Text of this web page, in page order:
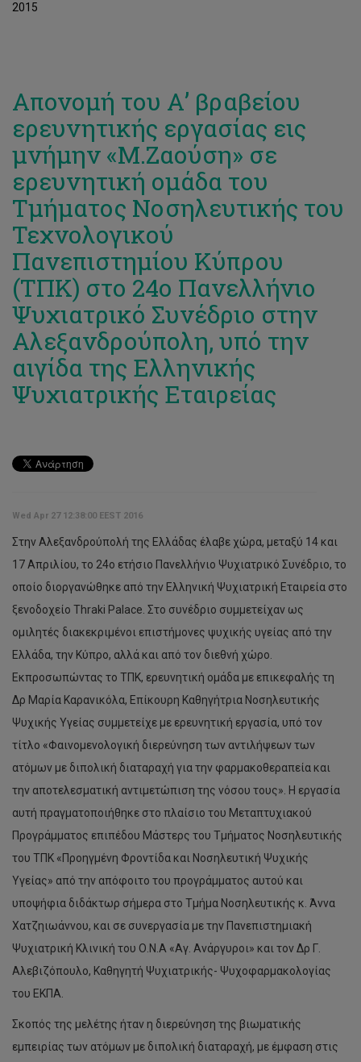
2015
Απονομή του Α’ βραβείου
ερευνητικής εργασίας εις
μνήμην «Μ.Ζαούση» σε
ερευνητική ομάδα του
Τμήματος Νοσηλευτικής του
Τεχνολογικού
Πανεπιστημίου Κύπρου
(ΤΠΚ) στο 24ο Πανελλήνιο
Ψυχιατρικό Συνέδριο στην
Αλεξανδρούπολη, υπό την
αιγίδα της Ελληνικής
Ψυχιατρικής Εταιρείας
Wed Apr 27 12:38:00 EEST 2016
Στην Αλεξανδρούπολή της Ελλάδας έλαβε χώρα, μεταξύ 14 και
17 Απριλίου, το 24ο ετήσιο Πανελλήνιο Ψυχιατρικό Συνέδριο, το
οποίο διοργανώθηκε από την Ελληνική Ψυχιατρική Εταιρεία στο
ξενοδοχείο Thraki Palace. Στο συνέδριο συμμετείχαν ως
ομιλητές διακεκριμένοι επιστήμονες ψυχικής υγείας από την
Ελλάδα, την Κύπρο, αλλά και από τον διεθνή χώρο.
Εκπροσωπώντας το ΤΠΚ, ερευνητική ομάδα με επικεφαλής τη
Δρ Μαρία Καρανικόλα, Επίκουρη Καθηγήτρια Νοσηλευτικής
Ψυχικής Υγείας συμμετείχε με ερευνητική εργασία, υπό τον
τίτλο «Φαινομενολογική διερεύνηση των αντιλήψεων των
ατόμων με διπολική διαταραχή για την φαρμακοθεραπεία και
την αποτελεσματική αντιμετώπιση της νόσου τους». Η εργασία
αυτή πραγματοποιήθηκε στο πλαίσιο του Μεταπτυχιακού
Προγράμματος επιπέδου Μάστερς του Τμήματος Νοσηλευτικής
του ΤΠΚ «Προηγμένη Φροντίδα και Νοσηλευτική Ψυχικής
Υγείας» από την απόφοιτο του προγράμματος αυτού και
υποψήφια διδάκτωρ σήμερα στο Τμήμα Νοσηλευτικής κ. Άννα
Χατζηιωάννου, και σε συνεργασία με την Πανεπιστημιακή
Ψυχιατρική Κλινική του Ο.Ν.Α «Αγ. Ανάργυροι» και τον Δρ Γ.
Αλεβιζόπουλο, Καθηγητή Ψυχιατρικής- Ψυχοφαρμακολογίας
του ΕΚΠΑ.
Σκοπός της μελέτης ήταν η διερεύνηση της βιωματικής
εμπειρίας των ατόμων με διπολική διαταραχή, με έμφαση στις